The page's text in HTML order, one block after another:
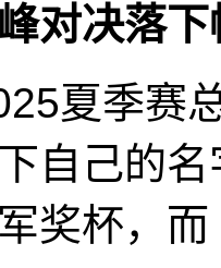
对决落下
夏季赛
自己的
奖杯，